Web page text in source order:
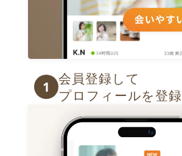
1
会員登録して
プロフィールを登録